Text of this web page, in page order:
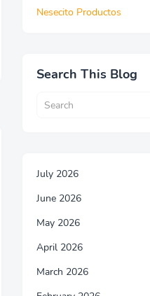
Nesecito Productos
Search This Blog
July 2026
June 2026
May 2026
April 2026
March 2026